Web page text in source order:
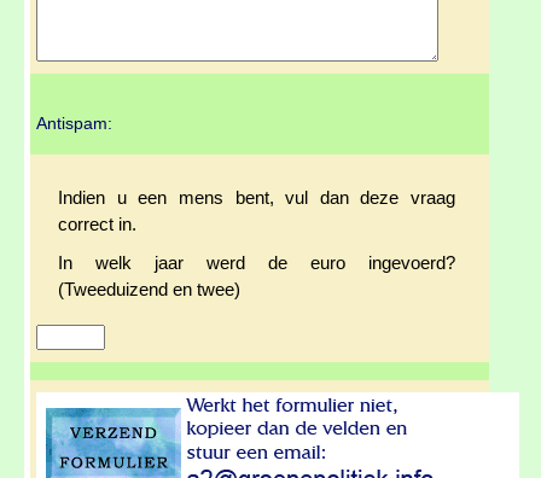
Antispam:
Indien u een mens bent, vul dan deze vraag
correct in.
In welk jaar werd de euro ingevoerd?
(Tweeduizend en twee)